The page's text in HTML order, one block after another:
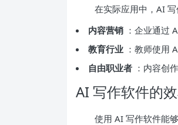
在实际应用中，AI
内容营销 ：企业通过
教育行业 ：教师使用
自由职业者 ：内容创
AI 写作软件的
使用 AI 写作软件能